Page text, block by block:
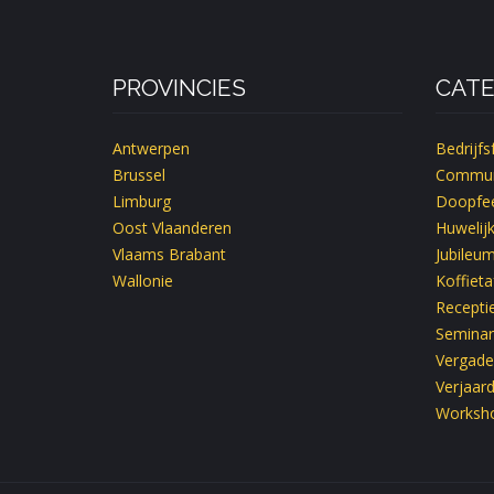
PROVINCIES
Antwerpen
Brussel
Limburg
Oost Vlaanderen
Vlaams Brabant
Wallonie
Huwelijk